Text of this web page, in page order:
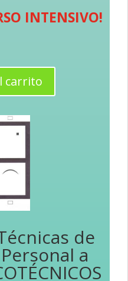
INTENSIVO!
carrito
de
a